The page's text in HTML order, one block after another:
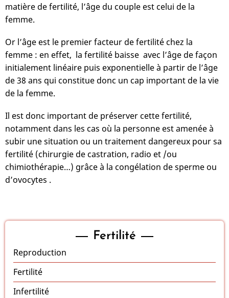
matière de fertilité, l’âge du couple est celui de la
femme.
Or l’âge est le premier facteur de fertilité chez la
femme : en effet, la fertilité baisse avec l’âge de façon
initialement linéaire puis exponentielle à partir de l’âge
de 38 ans qui constitue donc un cap important de la vie
de la femme.
Il est donc important de préserver cette fertilité,
notamment dans les cas où la personne est amenée à
subir une situation ou un traitement dangereux pour sa
fertilité (chirurgie de castration, radio et /ou
chimiothérapie…) grâce à la congélation de sperme ou
d’ovocytes .
Fertilité
Reproduction
Fertilité
Infertilité